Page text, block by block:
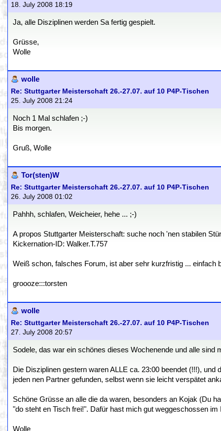
18. July 2008 18:19
Ja, alle Disziplinen werden Sa fertig gespielt.
Grüsse,
Wolle
wolle
Re: Stuttgarter Meisterschaft 26.-27.07. auf 10 P4P-Tischen
25. July 2008 21:24
Noch 1 Mal schlafen ;-)
Bis morgen.
Gruß, Wolle
Tor(sten)W
Re: Stuttgarter Meisterschaft 26.-27.07. auf 10 P4P-Tischen
26. July 2008 01:02
Pahhh, schlafen, Weicheier, hehe ... ;-)
A propos Stuttgarter Meisterschaft: suche noch 'nen stabilen
Kickernation-ID: Walker.T.757
Weiß schon, falsches Forum, ist aber sehr kurzfristig ... einfach
groooze:::torsten
wolle
Re: Stuttgarter Meisterschaft 26.-27.07. auf 10 P4P-Tischen
27. July 2008 20:57
Sodele, das war ein schönes dieses Wochenende und alle
Die Disziplinen gestern waren ALLE ca. 23:00 beendet (!!!),
jeden nen Partner gefunden, selbst wenn sie leicht verspätet
Schöne Grüsse an alle die da waren, besonders an Kojak (Du
"do steht en Tisch frei!". Dafür hast mich gut weggeschossen im
Wolle